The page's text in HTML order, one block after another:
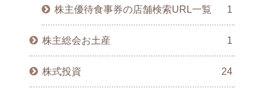
株主優待食事券の店舗検索URL一覧 1
株主総会お土産 1
株式投資 24